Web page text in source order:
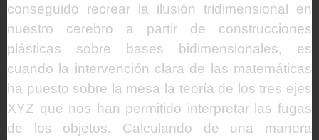
conseguido recrear la ilusión tridimensional en
nuestro cerebro a partir de construcciones
plásticas sobre bases bidimensionales, es
cuando la intervención clara de las matemáticas
ha puesto sobre la mesa la teoría de los tres ejes
XYZ que nos han permitido interpretar las fugas
de los objetos. Calculando de una manera